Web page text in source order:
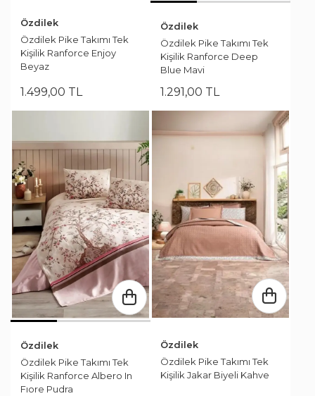
Özdilek
Özdilek Pike Takımı Tek
Kişilik Ranforce Enjoy
Beyaz
1.499,00 TL
Özdilek
Özdilek Pike Takımı Tek
Kişilik Ranforce Deep
Blue Mavi
1.291,00 TL
Özdilek
Özdilek Pike Takımı Tek
Kişilik Ranforce Albero In
Fıore Pudra
Özdilek
Özdilek Pike Takımı Tek
Kişilik Jakar Biyeli Kahve